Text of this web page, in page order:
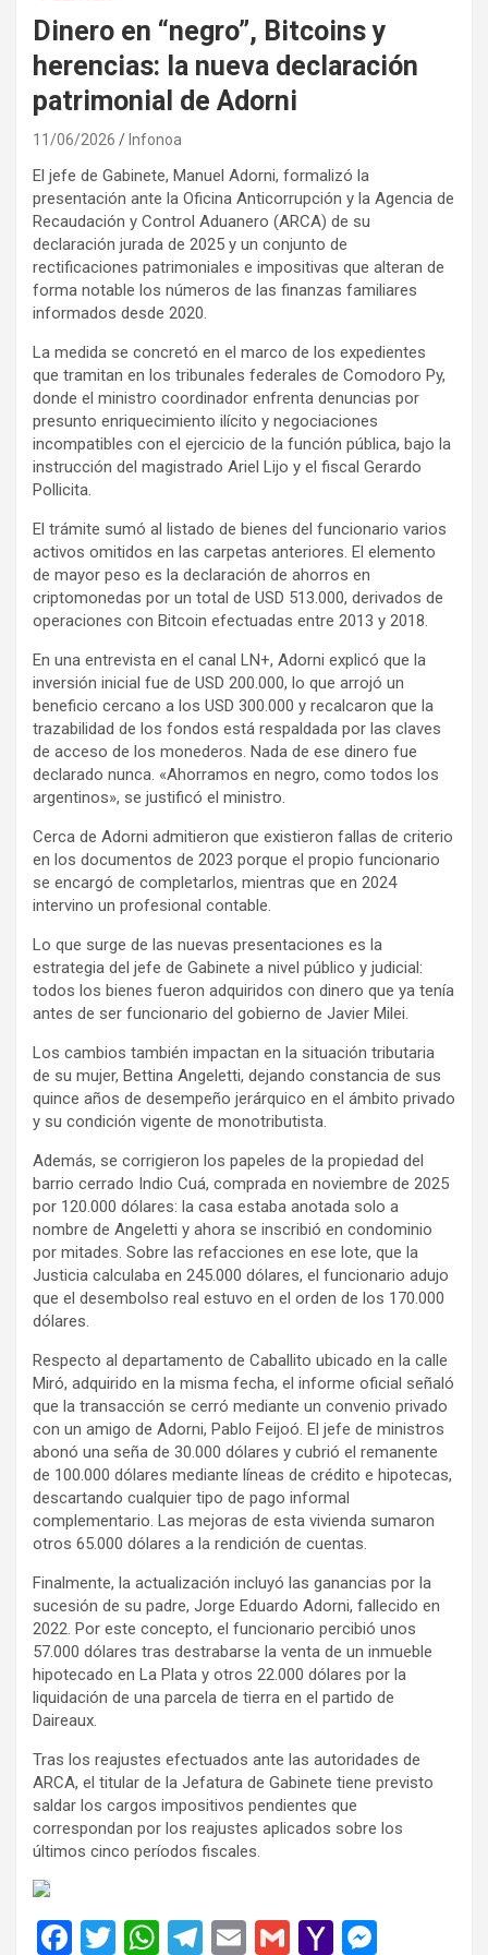
Dinero en “negro”, Bitcoins y
herencias: la nueva declaración
patrimonial de Adorni
11/06/2026 Infonoa
El jefe de Gabinete, Manuel Adorni, formalizó la
presentación ante la Oficina Anticorrupción y la Agencia de
Recaudación y Control Aduanero (ARCA) de su
declaración jurada de 2025 y un conjunto de
rectificaciones patrimoniales e impositivas que alteran de
forma notable los números de las finanzas familiares
informados desde 2020.
La medida se concretó en el marco de los expedientes
que tramitan en los tribunales federales de Comodoro Py,
donde el ministro coordinador enfrenta denuncias por
presunto enriquecimiento ilícito y negociaciones
incompatibles con el ejercicio de la función pública, bajo la
instrucción del magistrado Ariel Lijo y el fiscal Gerardo
Pollicita.
El trámite sumó al listado de bienes del funcionario varios
activos omitidos en las carpetas anteriores. El elemento
de mayor peso es la declaración de ahorros en
criptomonedas por un total de USD 513.000, derivados de
operaciones con Bitcoin efectuadas entre 2013 y 2018.
En una entrevista en el canal LN+, Adorni explicó que la
inversión inicial fue de USD 200.000, lo que arrojó un
beneficio cercano a los USD 300.000 y recalcaron que la
trazabilidad de los fondos está respaldada por las claves
de acceso de los monederos. Nada de ese dinero fue
declarado nunca. «Ahorramos en negro, como todos los
argentinos», se justificó el ministro.
Cerca de Adorni admitieron que existieron fallas de criterio
en los documentos de 2023 porque el propio funcionario
se encargó de completarlos, mientras que en 2024
intervino un profesional contable.
Lo que surge de las nuevas presentaciones es la
estrategia del jefe de Gabinete a nivel público y judicial:
todos los bienes fueron adquiridos con dinero que ya tenía
antes de ser funcionario del gobierno de Javier Milei.
Los cambios también impactan en la situación tributaria
de su mujer, Bettina Angeletti, dejando constancia de sus
quince años de desempeño jerárquico en el ámbito privado
y su condición vigente de monotributista.
Además, se corrigieron los papeles de la propiedad del
barrio cerrado Indio Cuá, comprada en noviembre de 2025
por 120.000 dólares: la casa estaba anotada solo a
nombre de Angeletti y ahora se inscribió en condominio
por mitades. Sobre las refacciones en ese lote, que la
Justicia calculaba en 245.000 dólares, el funcionario adujo
que el desembolso real estuvo en el orden de los 170.000
dólares.
Respecto al departamento de Caballito ubicado en la calle
Miró, adquirido en la misma fecha, el informe oficial señaló
que la transacción se cerró mediante un convenio privado
con un amigo de Adorni, Pablo Feijoó. El jefe de ministros
abonó una seña de 30.000 dólares y cubrió el remanente
de 100.000 dólares mediante líneas de crédito e hipotecas,
descartando cualquier tipo de pago informal
complementario. Las mejoras de esta vivienda sumaron
otros 65.000 dólares a la rendición de cuentas.
Finalmente, la actualización incluyó las ganancias por la
sucesión de su padre, Jorge Eduardo Adorni, fallecido en
2022. Por este concepto, el funcionario percibió unos
57.000 dólares tras destrabarse la venta de un inmueble
hipotecado en La Plata y otros 22.000 dólares por la
liquidación de una parcela de tierra en el partido de
Daireaux.
Tras los reajustes efectuados ante las autoridades de
ARCA, el titular de la Jefatura de Gabinete tiene previsto
saldar los cargos impositivos pendientes que
correspondan por los reajustes aplicados sobre los
últimos cinco períodos fiscales.
F
T
W T
E
G
Y